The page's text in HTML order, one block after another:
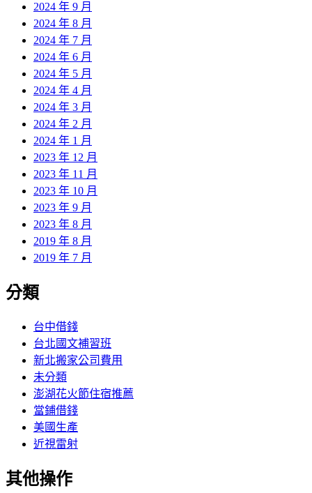
2024 年 9 月
2024 年 8 月
2024 年 7 月
2024 年 6 月
2024 年 5 月
2024 年 4 月
2024 年 3 月
2024 年 2 月
2024 年 1 月
2023 年 12 月
2023 年 11 月
2023 年 10 月
2023 年 9 月
2023 年 8 月
2019 年 8 月
2019 年 7 月
分類
台中借錢
台北國文補習班
新北搬家公司費用
未分類
澎湖花火節住宿推薦
當鋪借錢
美國生產
近視雷射
其他操作